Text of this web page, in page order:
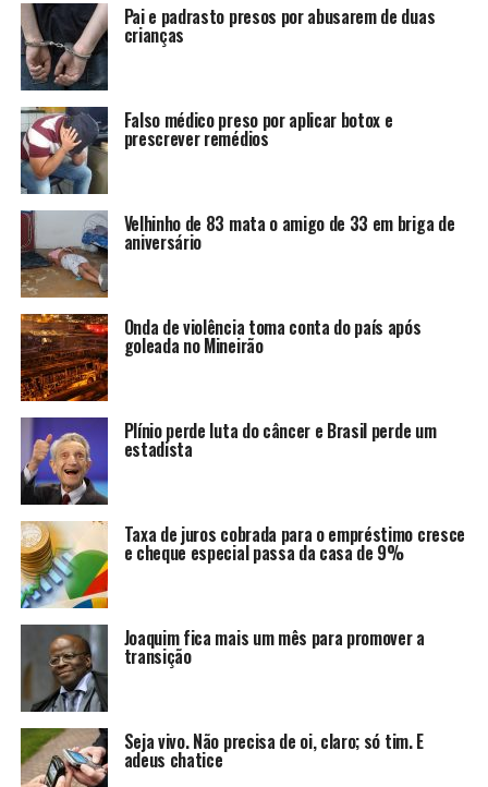
Pai e padrasto presos por abusarem de duas
crianças
Falso médico preso por aplicar botox e
prescrever remédios
Velhinho de 83 mata o amigo de 33 em briga de
aniversário
Onda de violência toma conta do país após
goleada no Mineirão
Plínio perde luta do câncer e Brasil perde um
estadista
Taxa de juros cobrada para o empréstimo cresce
e cheque especial passa da casa de 9%
Joaquim fica mais um mês para promover a
transição
Seja vivo. Não precisa de oi, claro; só tim. E
adeus chatice